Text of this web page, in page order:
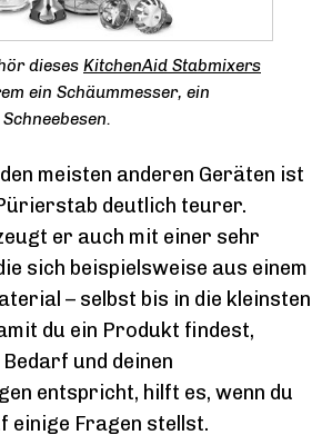
dieses KitchenAid Stabmixers
ein Schäummesser, ein
meisten anderen Geräten ist
deutlich teurer.
er auch mit einer sehr
sich beispielsweise aus einem
– selbst bis in die kleinsten
du ein Produkt findest,
und deinen
entspricht, hilft es, wenn du
einige Fragen stellst.